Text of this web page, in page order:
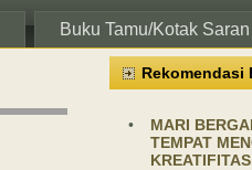
Buku Tamu/Kotak Saran
Rekomendasi
•
MARI
TEMPAT